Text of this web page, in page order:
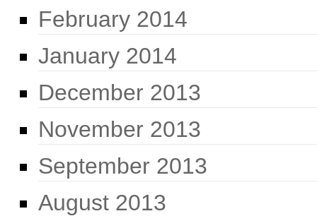
February 2014
January 2014
December 2013
November 2013
September 2013
August 2013